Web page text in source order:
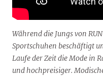
Während die Jungs von
Sportschuhen beschäftigt
Laufe der Zeit die Mode in
und hochpreisiger.